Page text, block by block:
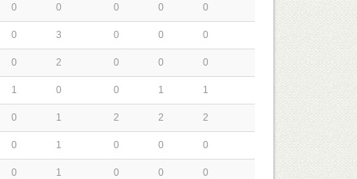
0 0 0 0 0
0 3 0 0 0
0 2 0 0 0
1 0 0 1 1
0 1 2 2 2
0 1 0 0 0
0 1 0 0 0